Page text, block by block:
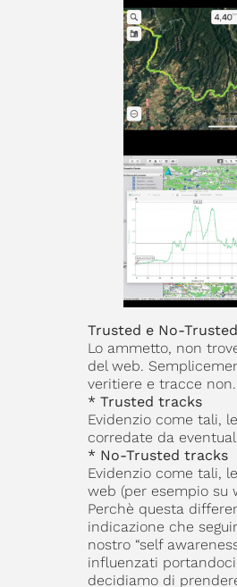
Trusted e No-
Lo ammetto, non
del web.
veritiere e tracce non.
* Trusted tracks
Evidenzio come tali,
corredate da
* No-Trusted tracks
Evidenzio come tali,
web (per esempio su
Perchè questa
indicazione che
nostro “self
influenzati
decidiamo di